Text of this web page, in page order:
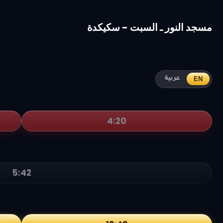
مسجد النور ـ السبت - سكيكدة
عربية EN
4:20
5:42